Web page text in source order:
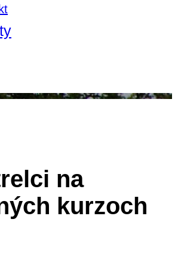
na
kurzoch